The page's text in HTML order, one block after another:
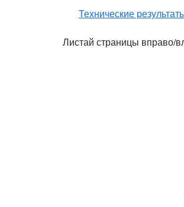
Технические
Листай страницы вправо/